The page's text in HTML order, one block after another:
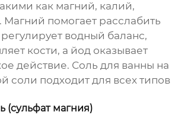
как магний, калий,
помогает расслабить
водный баланс,
кости, а йод оказывает
действие. Соль для ванны на
соли подходит для всех типов
(сульфат магния)